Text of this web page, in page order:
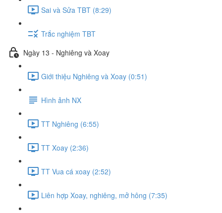
Sai và Sửa TBT (8:29)
Trắc nghiệm TBT
Ngày 13 - Nghiêng và Xoay
Giới thiệu Nghiêng và Xoay (0:51)
Hình ảnh NX
TT Nghiêng (6:55)
TT Xoay (2:36)
TT Vua cá xoay (2:52)
Liên hợp Xoay, nghiêng, mở hông (7:35)